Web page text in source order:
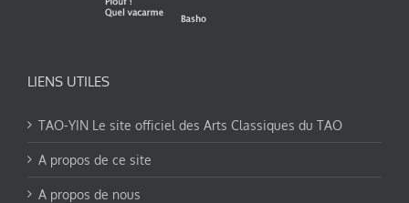
LIENS UTILES
TAO-YIN Le site officiel des Arts Classiques du TAO
A propos de ce site
A propos de nous